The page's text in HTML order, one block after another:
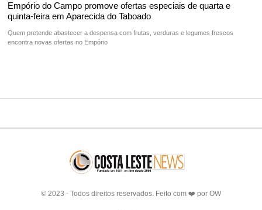
Empório do Campo promove ofertas especiais de quarta e
quinta-feira em Aparecida do Taboado
Quem pretende abastecer a despensa com frutas, verduras e legumes frescos
encontra novas ofertas no Empório
© 2023 - Todos direitos reservados. Feito com ❤️ por OW